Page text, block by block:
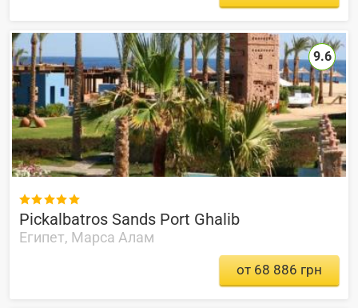

Pickalbatros Sands Port Ghalib
Египет, Марса Алам
9.6
от 68 886 грн